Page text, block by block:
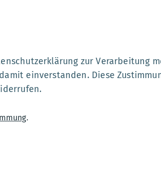
zur Verarbeitung
einverstanden. Diese
.